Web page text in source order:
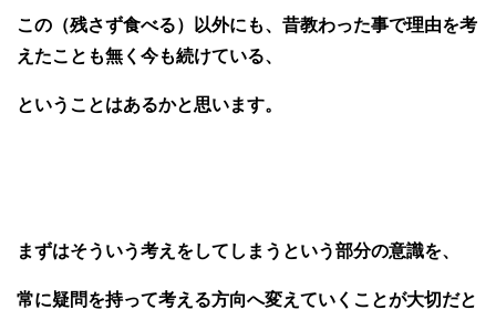
この（残さず食べる）以外にも、昔教わった事で理由を考
えたことも無く今も続けている、
ということはあるかと思います。
まずはそういう考えをしてしまうという部分の意識を、
常に疑問を持って考える方向へ変えていくことが大切だと